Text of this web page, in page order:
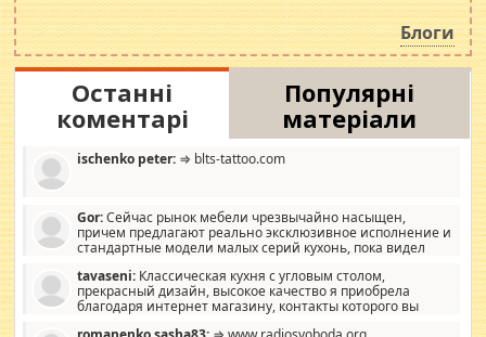
роздувається ще одна соціальна катастрофа.
Блоги
Останні
коментарі
Популярні
матеріали
ischenko peter: ⇒ blts-tattoo.com
Gor:Сейчас рынок мебели чрезвычайно насыщен,
причем предлагают реально эксклюзивное исполнение и
стандартные модели малых серий кухонь, пока видел
стандартные формы, в MebelOk, креативненько и что главное -
со вкусом все в порядке, без ненужных наворотов удорожающих
мебель, а это не последний фактор.
tavaseni: Классическая кухня с угловым столом,
прекрасный дизайн, высокое качество я приобрела
благодаря интернет магазину, контакты которого вы